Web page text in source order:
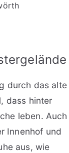
durch das alte
dass hinter
leben. Auch
Innenhof und
aus, wie